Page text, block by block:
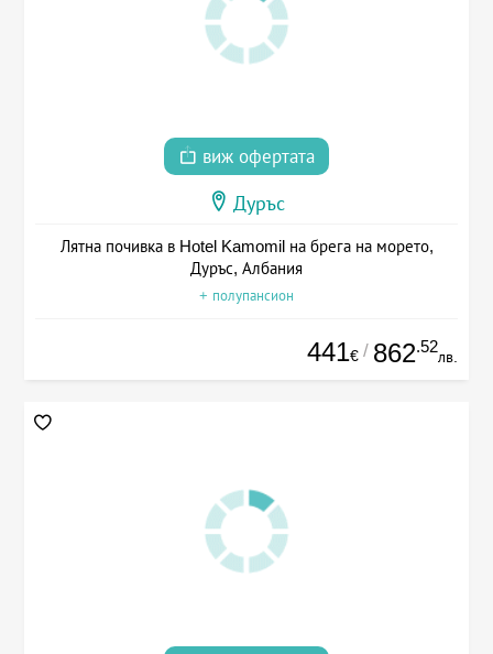
виж офертата
Дуръс
Лятна почивка в Hotel Kamomil на брега на морето,
Дуръс, Албания
+ полупансион
441€ / 862.52
лв.